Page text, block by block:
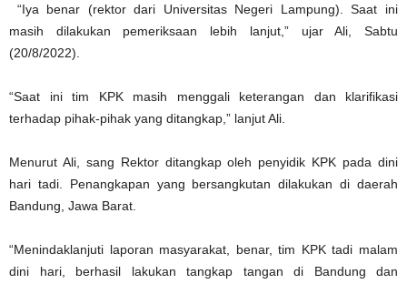
“Iya benar (rektor dari Universitas Negeri Lampung). Saat ini
masih dilakukan pemeriksaan lebih lanjut,” ujar Ali, Sabtu
(20/8/2022).
“Saat ini tim KPK masih menggali keterangan dan klarifikasi
terhadap pihak-pihak yang ditangkap,” lanjut Ali.
Menurut Ali, sang Rektor ditangkap oleh penyidik KPK pada dini
hari tadi. Penangkapan yang bersangkutan dilakukan di daerah
Bandung, Jawa Barat.
“Menindaklanjuti laporan masyarakat, benar, tim KPK tadi malam
dini hari, berhasil lakukan tangkap tangan di Bandung dan